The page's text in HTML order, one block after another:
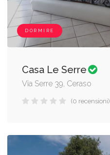
DORMIRE
Casa Le Serre
Via Serre 39, Ceraso
(0 recensioni)